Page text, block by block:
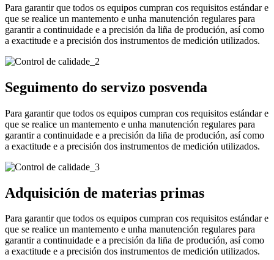
Para garantir que todos os equipos cumpran cos requisitos estándar e
que se realice un mantemento e unha manutención regulares para
garantir a continuidade e a precisión da liña de produción, así como
a exactitude e a precisión dos instrumentos de medición utilizados.
Seguimento do servizo posvenda
Para garantir que todos os equipos cumpran cos requisitos estándar e
que se realice un mantemento e unha manutención regulares para
garantir a continuidade e a precisión da liña de produción, así como
a exactitude e a precisión dos instrumentos de medición utilizados.
Adquisición de materias primas
Para garantir que todos os equipos cumpran cos requisitos estándar e
que se realice un mantemento e unha manutención regulares para
garantir a continuidade e a precisión da liña de produción, así como
a exactitude e a precisión dos instrumentos de medición utilizados.